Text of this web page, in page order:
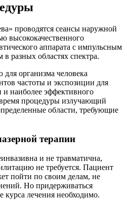
проводятся сеансы наружной
высококачественного
аппарата с импульсным
разных областях спектра.
организма человека
частоты и экспозиции для
наиболее эффективного
процедуры излучающий
области, требующие
терапии
и не травматична,
не требуется. Пациент
пойти по своим делам, не
Но придерживаться
курса лечения необходимо.